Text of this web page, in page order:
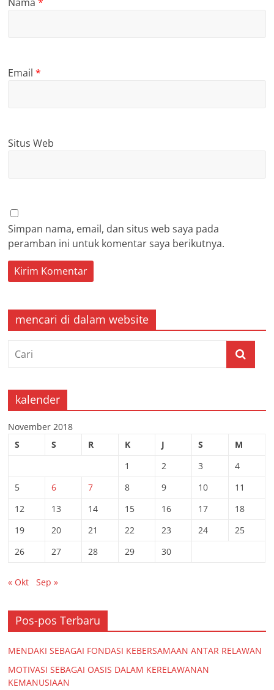
Email*
Situs Web
Simpan nama, email, dan situs web saya pada
peramban ini untuk komentar saya berikutnya.
mencari di dalam website
kalender
November 2018
S
S R K J S
M
1
2 3
4
5
6 7 8 9 10
11
12
13 14 15 16 17
18
19
20 21 22 23 24
25
26
27 28 29 30
« Okt Sep »
Pos-pos Terbaru
MENDAKI SEBAGAI FONDASI KEBERSAMAAN ANTAR RELAWAN
MOTIVASI SEBAGAI OASIS DALAM KERELAWANAN
KEMANUSIAAN